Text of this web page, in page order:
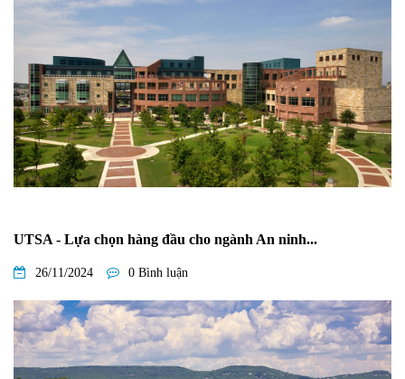
UTSA - Lựa chọn hàng đầu cho ngành An ninh...
26/11/2024 0 Bình luận